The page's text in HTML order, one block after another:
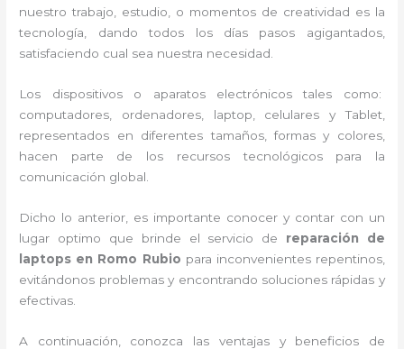
nuestro trabajo, estudio, o momentos de creatividad es la
tecnología, dando todos los días pasos agigantados,
satisfaciendo cual sea nuestra necesidad.
Los dispositivos o aparatos electrónicos tales como:
computadores, ordenadores, laptop, celulares y Tablet,
representados en diferentes tamaños, formas y colores,
hacen parte de los recursos tecnológicos para la
comunicación global.
Dicho lo anterior, es importante conocer y contar con un
lugar optimo que brinde el servicio de reparación de
laptops en Romo Rubio para inconvenientes repentinos,
evitándonos problemas y encontrando soluciones rápidas y
efectivas.
A continuación, conozca las ventajas y beneficios de